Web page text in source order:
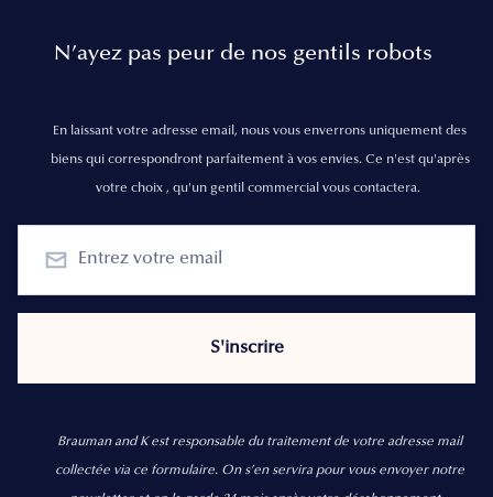
N’ayez pas peur de nos gentils robots
En laissant votre adresse email, nous vous enverrons uniquement des
biens qui correspondront parfaitement à vos envies. Ce n'est qu'après
votre choix , qu'un gentil commercial vous contactera.
Brauman and K est responsable du traitement de votre adresse mail
collectée via ce formulaire. On s’en servira pour vous envoyer notre